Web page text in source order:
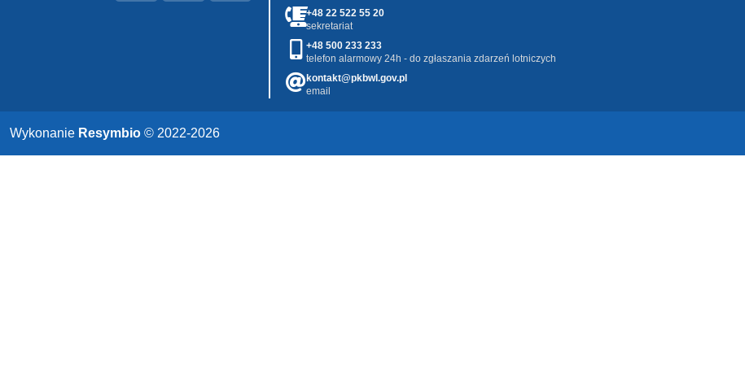
+48 22 522 55 20
sekretariat
+48 500 233 233
telefon alarmowy 24h - do zgłaszania zdarzeń lotniczych
kontakt@pkbwl.gov.pl
email
Wykonanie Resymbio © 2022-2026